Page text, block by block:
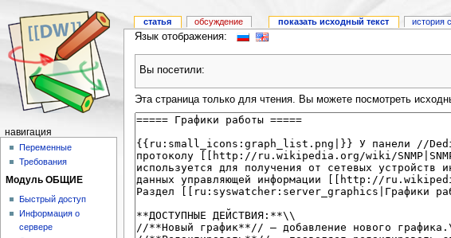
Язык отображения:
Вы посетили:
Эта страница только для чтения. Вы можете посмотреть
статья обсуждение показать исходный текст история
навигация
Переменные
Требования
Модуль ОБЩИЕ
Быстрый доступ
Информация о
сервере